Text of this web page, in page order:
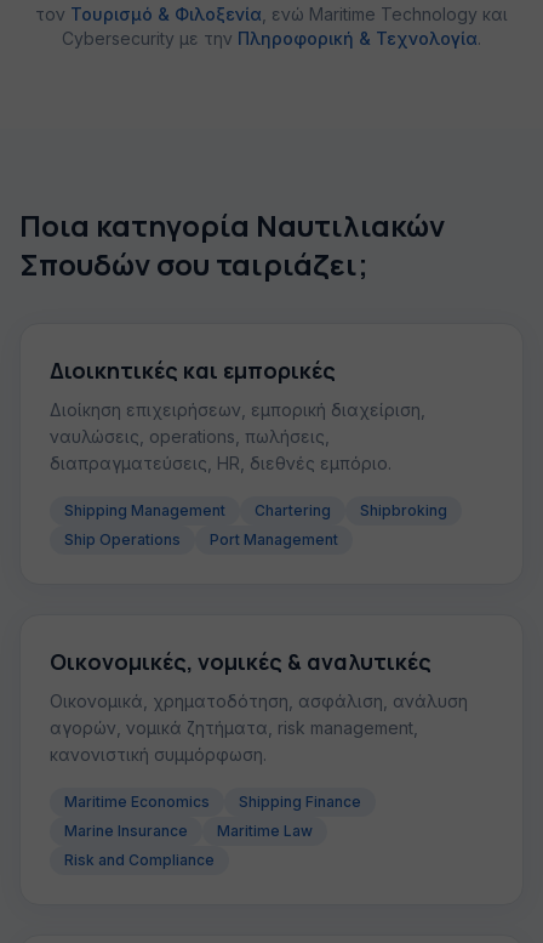
τον Τουρισμό & Φιλοξενία , ενώ Maritime Technology και
Cybersecurity με την Πληροφορική & Τεχνολογία.
Ποια κατηγορία Ναυτιλιακών
Σπουδών σου ταιριάζει;
Διοικητικές και εμπορικές
Διοίκηση επιχειρήσεων, εμπορική διαχείριση,
ναυλώσεις, operations, πωλήσεις,
διαπραγματεύσεις, HR, διεθνές εμπόριο.
Shipping Management Chartering
Shipbroking
Ship Operations
Port Management
Οικονομικές, νομικές & αναλυτικές
Οικονομικά, χρηματοδότηση, ασφάλιση, ανάλυση
αγορών, νομικά ζητήματα, risk management,
κανονιστική συμμόρφωση.
Maritime Economics
Shipping Finance
Marine Insurance
Maritime Law
Risk and Compliance